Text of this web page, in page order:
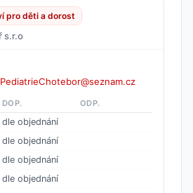
pro děti a dorost
s.r.o
PediatrieChotebor@seznam.cz
DOP. ODP.
dle objednání
dle objednání
dle objednání
dle objednání